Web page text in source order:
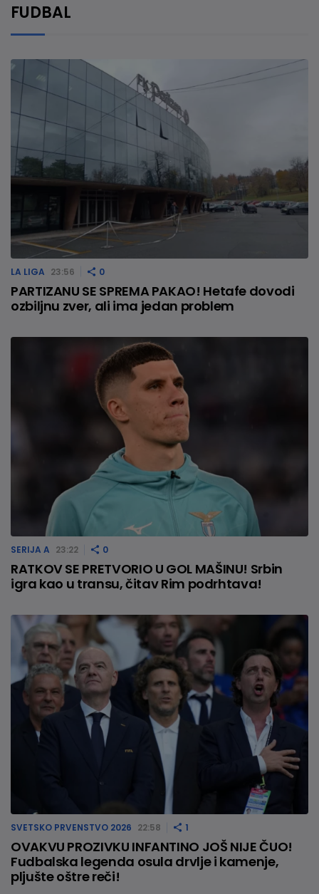
FUDBAL
LA LIGA 23:56 0
PARTIZANU SE SPREMA PAKAO! Hetafe dovodi
ozbiljnu zver, ali ima jedan problem
SERIJA A 23:22 0
RATKOV SE PRETVORIO U GOL MAŠINU! Srbin
igra kao u transu, čitav Rim podrhtava!
SVETSKO PRVENSTVO 2026 22:58 1
OVAKVU PROZIVKU INFANTINO JOŠ NIJE ČUO!
Fudbalska legenda osula drvlje i kamenje,
pljušte oštre reči!